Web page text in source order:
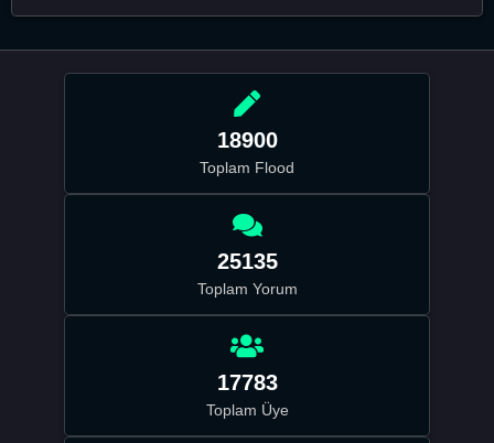
18900
Toplam Flood
25135
Toplam Yorum
17783
Toplam Üye